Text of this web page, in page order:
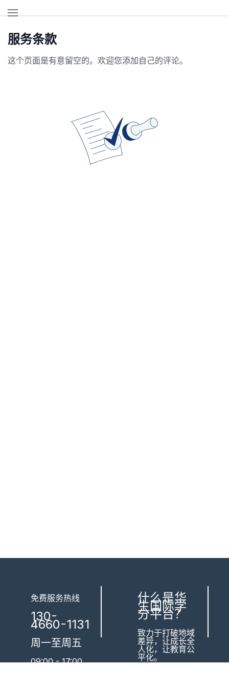
服务条款
这个页面是有意留空的。欢迎您添加自己的评论。
免费服务热线
130-
4660-1131
周一至周五
09:00 - 17:00
什么是华
生国际学
分平台？
致力于打破地域
差异，让成长全
人化，让教育公
平化。